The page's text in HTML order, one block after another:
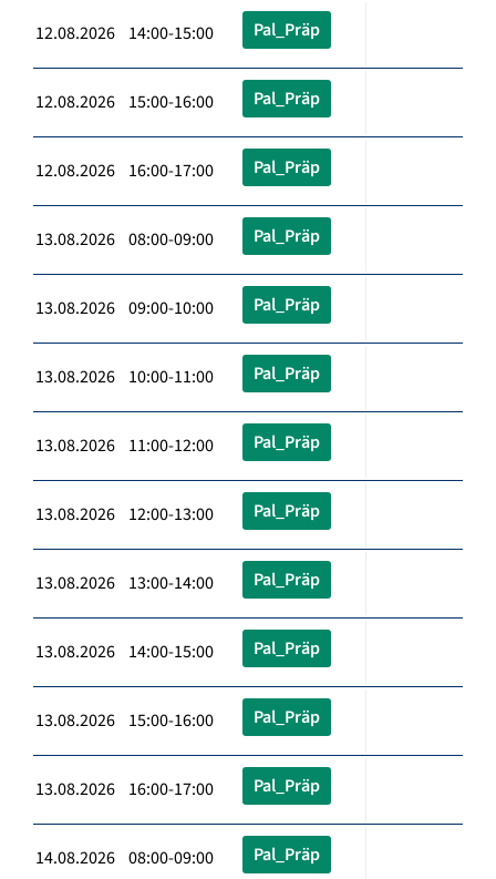
12.08.2026 14:00-15:00 Pal_Präp
12.08.2026 15:00-16:00 Pal_Präp
12.08.2026 16:00-17:00 Pal_Präp
13.08.2026 08:00-09:00 Pal_Präp
13.08.2026 09:00-10:00 Pal_Präp
13.08.2026 10:00-11:00 Pal_Präp
13.08.2026 11:00-12:00 Pal_Präp
13.08.2026 12:00-13:00 Pal_Präp
13.08.2026 13:00-14:00 Pal_Präp
13.08.2026 14:00-15:00 Pal_Präp
13.08.2026 15:00-16:00 Pal_Präp
13.08.2026 16:00-17:00 Pal_Präp
14.08.2026 08:00-09:00 Pal_Präp